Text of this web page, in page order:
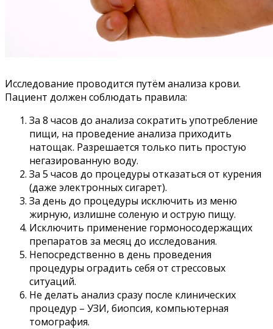
Исследование проводится путём анализа крови.
Пациент должен соблюдать правила:
За 8 часов до анализа сократить употребление
пищи, на проведение анализа приходить
натощак. Разрешается только пить простую
негазированную воду.
За 5 часов до процедуры отказаться от курения
(даже электронных сигарет).
За день до процедуры исключить из меню
жирную, излишне соленую и острую пищу.
Исключить применение гормоносодержащих
препаратов за месяц до исследования.
Непосредственно в день проведения
процедуры оградить себя от стрессовых
ситуаций.
Не делать анализ сразу после клинических
процедур – УЗИ, биопсия, компьютерная
томография.